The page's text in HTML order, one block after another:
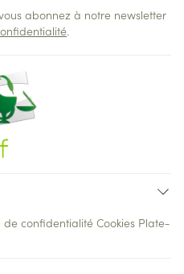
abonnez à notre newsletter
.
de confidentialité Cookies Plate-